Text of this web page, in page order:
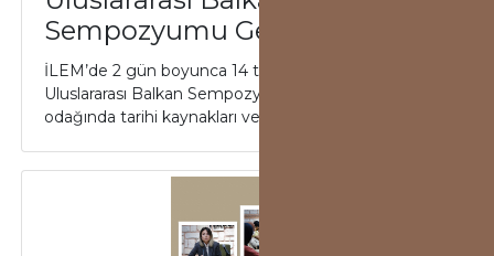
Sempozyumu Gerçekleştirildi
İLEM’de 2 gün boyunca 14 tebliğin sunulduğu
Uluslararası Balkan Sempozyumu’nda Balkan havzası
odağında tarihi kaynakları ve tarihçileri çerç...